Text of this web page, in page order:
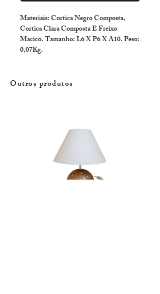
Materiais: Cortica Negro Composta,
Cortica Clara Composta E Freixo
Macico. Tamanho: L6 X P6 X A10. Peso:
0,07Kg.
Outros produtos